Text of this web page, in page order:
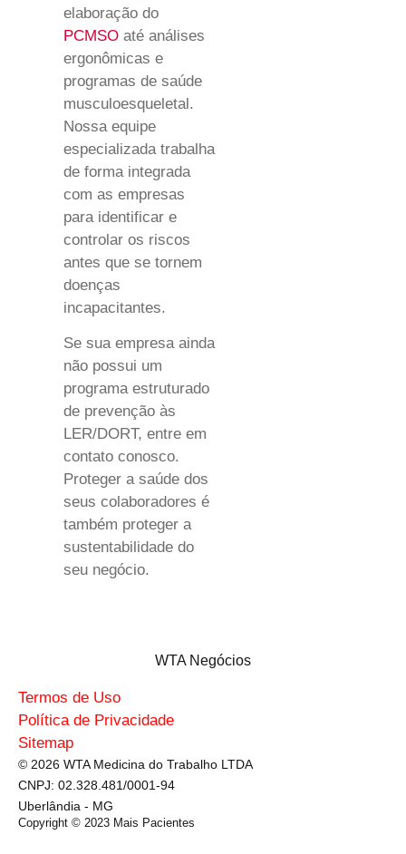
elaboração do
PCMSO até análises
ergonômicas e
programas de saúde
musculoesqueletal.
Nossa equipe
especializada trabalha
de forma integrada
com as empresas
para identificar e
controlar os riscos
antes que se tornem
doenças
incapacitantes.
Se sua empresa ainda
não possui um
programa estruturado
de prevenção às
LER/DORT, entre em
contato conosco.
Proteger a saúde dos
seus colaboradores é
também proteger a
sustentabilidade do
seu negócio.
WTA Negócios
Termos de Uso
Política de Privacidade
Sitemap
© 2026 WTA Medicina do Trabalho LTDA
CNPJ: 02.328.481/0001-94
Uberlândia - MG
Copyright © 2023 Mais Pacientes